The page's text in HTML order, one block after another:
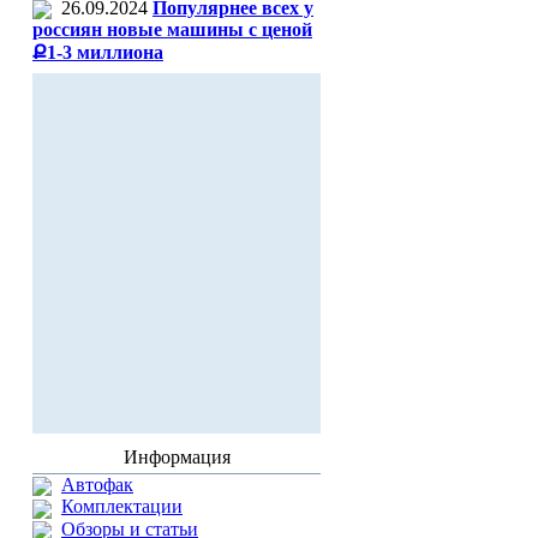
26.09.2024 Популярнее всех у
россиян новые машины с ценой
Ք1-3 миллиона
Информация
Автофак
Комплектации
Обзоры и статьи